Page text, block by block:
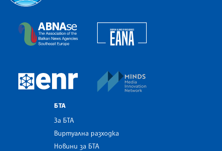
The Assocoation of the Balkan News Agencies
European Newsroom
БТА
За БТА
Виртуална разходка
Новини за БТА